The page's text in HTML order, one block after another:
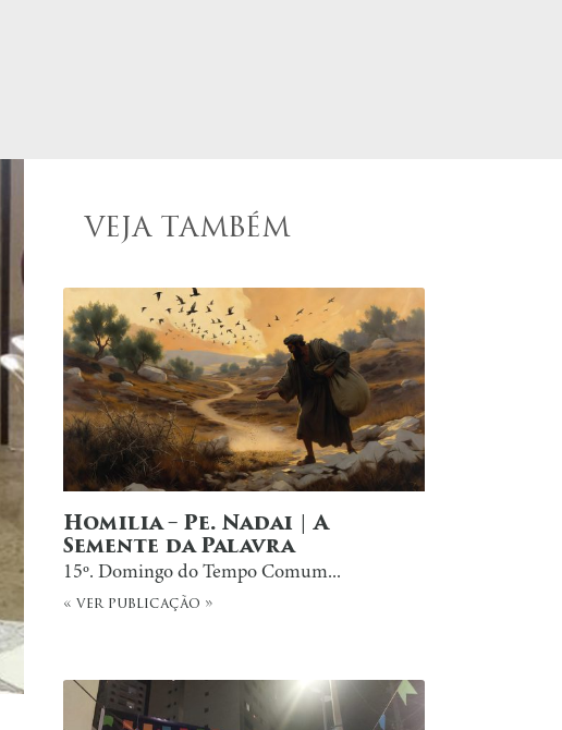
VEJA TAMBÉM
Homilia – Pe. Nadai | A
Semente da Palavra
15º. Domingo do Tempo Comum...
« ver publicação »